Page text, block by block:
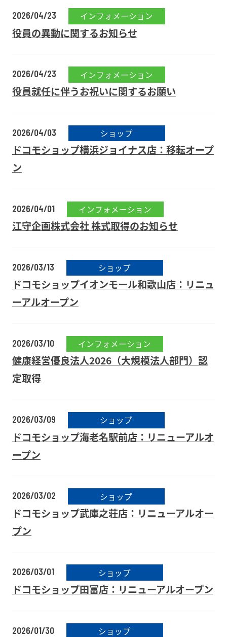
2026/04/23 インフォメーション
役員の異動に関するお知らせ
2026/04/23 インフォメーション
役員就任に伴うお祝いに関するお願い
2026/04/03 ショップ
ドコモショップ横浜ジョイナス店：移転オープ
ン
2026/04/01 インフォメーション
江守企画株式会社 株式取得のお知らせ
2026/03/13 ショップ
ドコモショップイオンモール和歌山店：リニュ
ーアルオープン
2026/03/10 インフォメーション
健康経営優良法人2026（大規模法人部門）認
定取得
2026/03/09 ショップ
ドコモショップ海老名駅前店：リニューアルオ
ープン
2026/03/02 ショップ
ドコモショップ武庫之荘店：リニューアルオー
プン
2026/03/01 ショップ
ドコモショップ田富店：リニューアルオープン
2026/01/30 ショップ